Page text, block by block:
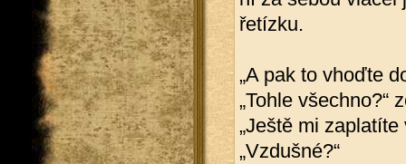
řetízku.
„A pak to vhoďte
„Tohle všechno?“
„Ještě mi zaplatíte
„Vzdušné?“